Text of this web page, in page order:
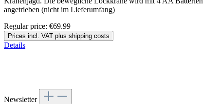
angetrieben (nicht im Lieferumfang)
Regular price: €69.99
Prices incl. VAT plus shipping costs
Details
Newsletter